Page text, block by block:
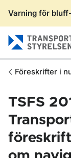
Varning för
Föreskrifter i
TSFS